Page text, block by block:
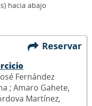
hacia abajo
Reservar
Fernández
; Amaro Gahete,
Martínez,